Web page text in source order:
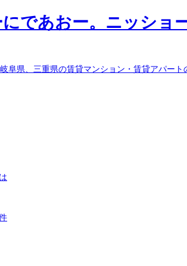
阜県、三重県の賃貸マンション・賃貸アパート